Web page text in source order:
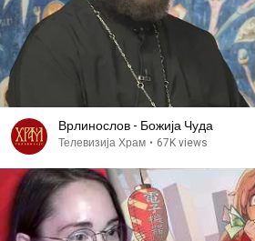
Врлинослов - Божија Чуда
Телевизија Храм • 67K views